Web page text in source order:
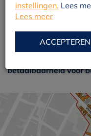
in een gebied ten
college van B&W
plannen. Dit is het
het nieuwe
betaalbaarheid voor
instellingen. Lees
Lees meer